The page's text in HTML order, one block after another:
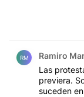
RM Ramiro
Las
previera.
suceden